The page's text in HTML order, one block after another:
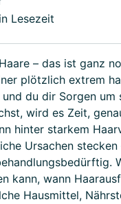
Lesezeit
– das ist ganz
plötzlich extrem
du dir Sorgen um
wird es Zeit,
hinter starkem
Ursachen stecken
kann, wann
Hausmittel,